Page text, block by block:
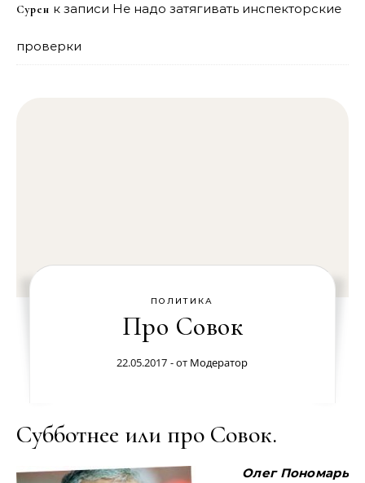
Сурен к записи Не надо затягивать инспекторские
проверки
ПОЛИТИКА
Про Совок
22.05.2017 - от Модератор
Субботнее или про Совок.
Олег Пономарь